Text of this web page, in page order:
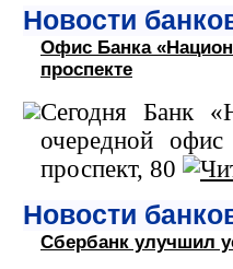
Новости
Офис Банка
проспекте
Сегодня Банк
очередной
проспект, 80
Новости
Сбербанк улучшил